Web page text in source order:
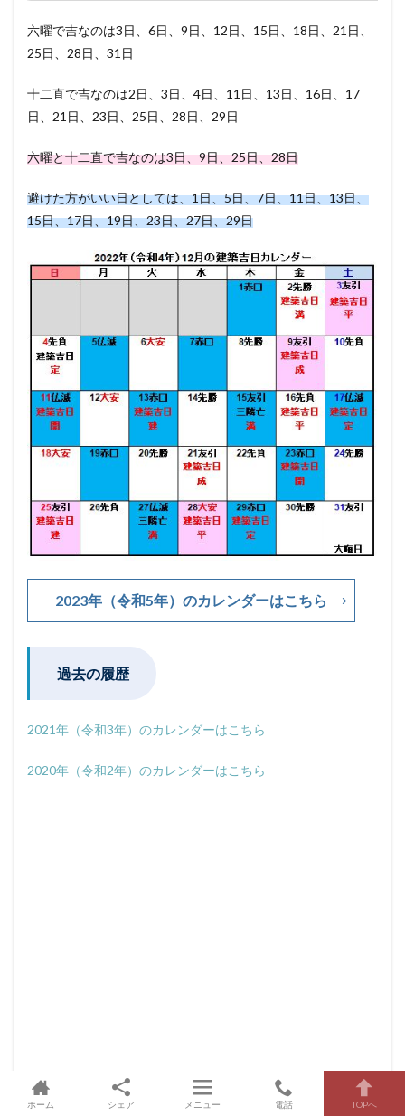
六曜で吉なのは3日、6日、9日、12日、15日、18日、21日、
25日、28日、31日
十二直で吉なのは2日、3日、4日、11日、13日、16日、17
日、21日、23日、25日、28日、29日
六曜と十二直で吉なのは3日、9日、25日、28日
避けた方がいい日としては、1日、5日、7日、11日、13日、
15日、17日、19日、23日、27日、29日
2023年（令和5年）のカレンダーはこちら
過去の履歴
2021年（令和3年）のカレンダーはこちら
2020年（令和2年）のカレンダーはこちら
ホーム シェア メニュー 電話 TOPへ